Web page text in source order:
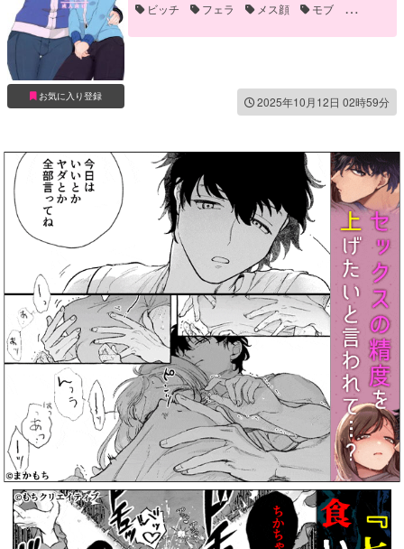
お気に入り登録
ビッチ
フェラ メス顔
モブ
中出し
乳首責め 手マン
誘い受け
2025年10月12日 02時59分